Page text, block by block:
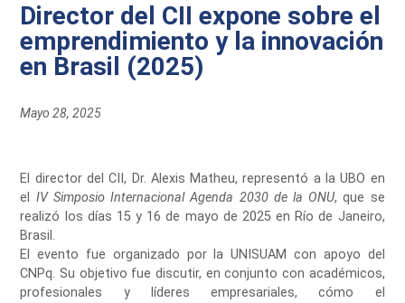
Director del CII expone sobre el
emprendimiento y la innovación
en Brasil (2025)
Mayo 28, 2025
El director del CII, Dr. Alexis Matheu, representó a la UBO en
el IV Simposio Internacional Agenda 2030 de la ONU, que se
realizó los días 15 y 16 de mayo de 2025 en Río de Janeiro,
Brasil.
El evento fue organizado por la UNISUAM con apoyo del
CNPq. Su objetivo fue discutir, en conjunto con académicos,
profesionales y líderes empresariales, cómo el